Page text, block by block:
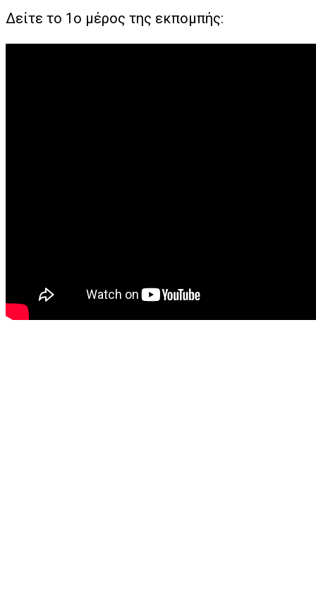
Δείτε τo 1o μέρος της εκπομπής: